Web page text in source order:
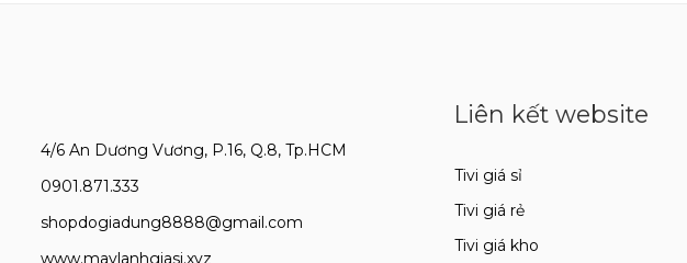
4/6 An Dương Vương, P.16, Q.8, Tp.HCM
0901.871.333
shopdogiadung8888@gmail.com
www.maylanhgiasi.xyz
Liên kết website
Tivi giá sỉ
Tivi giá rẻ
Tivi giá kho